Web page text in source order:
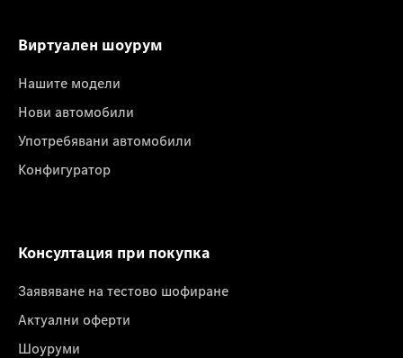
Виртуален шоурум
Нашите модели
Нови автомобили
Употребявани автомобили
Конфигуратор
Консултация при покупка
Заявяване на тестово шофиране
Актуални оферти
Шоуруми